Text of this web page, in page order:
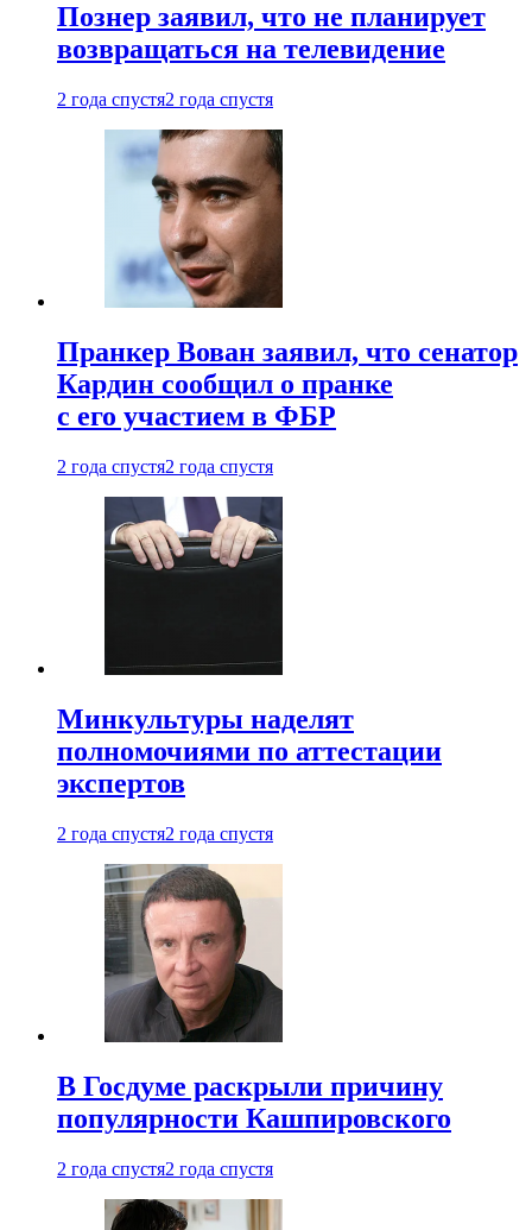
Познер заявил, что не планирует
возвращаться на телевидение
2 года спустя2 года спустя
Пранкер Вован заявил, что сенатор
Кардин сообщил о пранке
с его участием в ФБР
2 года спустя2 года спустя
Минкультуры наделят
полномочиями по аттестации
экспертов
2 года спустя2 года спустя
В Госдуме раскрыли причину
популярности Кашпировского
2 года спустя2 года спустя